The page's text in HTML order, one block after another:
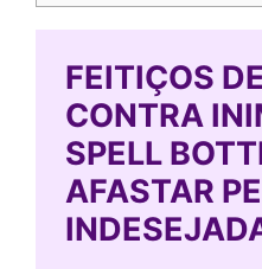
FEITIÇOS
CONTRA
SPELL
AFASTAR